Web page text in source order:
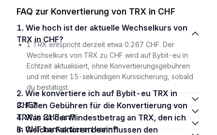
FAQ zur Konvertierung von TRX in CHF
1. Wie hoch ist der aktuelle Wechselkurs von
TRX in CHF?
1 TRX entspricht derzeit etwa 0.267 CHF. Der
Wechselkurs von TRX zu CHF wird auf Bybit-eu in
Echtzeit aktualisiert, ohne Konvertierungsgebühren
und mit einer 15-sekündigen Kurssicherung, sobald
du bestätigst.
2. Wie konvertiere ich auf Bybit-eu TRX in
CHF?
3. Fallen Gebühren für die Konvertierung von
TRX in CHF an?
4. Was ist der Mindestbetrag an TRX, den ich
in CHF konvertieren kann?
5. Welche Faktoren beeinflussen den